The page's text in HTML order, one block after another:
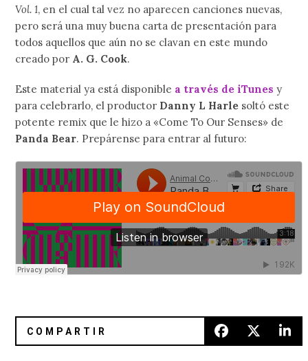
Vol. 1, en el cual tal vez no aparecen canciones nuevas,
pero será una muy buena carta de presentación para
todos aquellos que aún no se clavan en este mundo
creado por A. G. Cook.
Este material ya está disponible a través de iTunes y
para celebrarlo, el productor Danny L Harle soltó este
potente remix que le hizo a «Come To Our Senses» de
Panda Bear. Prepárense para entrar al futuro: